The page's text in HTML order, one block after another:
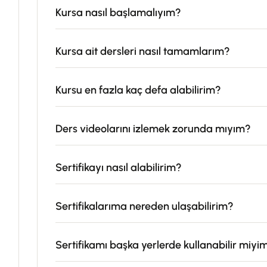
Kursa nasıl başlamalıyım?
Kursa ait dersleri nasıl tamamlarım?
Kursu en fazla kaç defa alabilirim?
Ders videolarını izlemek zorunda mıyım?
Sertifikayı nasıl alabilirim?
Sertifikalarıma nereden ulaşabilirim?
Sertifikamı başka yerlerde kullanabilir